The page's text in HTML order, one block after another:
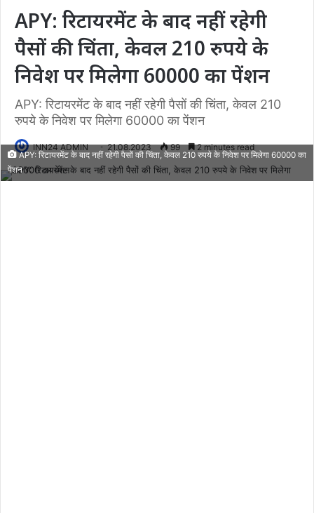
APY: रिटायरमेंट के बाद नहीं रहेगी
पैसों की चिंता, केवल 210 रुपये के
निवेश पर मिलेगा 60000 का पेंशन
APY: रिटायरमेंट के बाद नहीं रहेगी पैसों की चिंता, केवल 210
रुपये के निवेश पर मिलेगा 60000 का पेंशन
INN24 ADMIN 21.08.2023 99 2 minutes read
APY: रिटायरमेंट के बाद नहीं रहेगी पैसों की चिंता, केवल 210 रुपये के निवेश पर मिलेगा 60000 का
पेंशन